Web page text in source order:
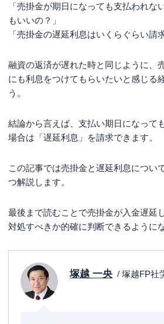
「売掛金が期日になっても支払われな
もいいの？」
「売掛金の遅延利息はいくらぐらい請
融資の返済が遅れた時と同じように、
にも利息をつけてもらいたいと感じる
う。
結論から言えば、支払い期日になって
場合は「遅延利息」を請求できます。
この記事では売掛金と遅延利息につい
つ解説します。
最後まで読むことで売掛金が入金遅延
対処すべきか的確に判断できるように
塚越 一央 / 塚越FP社